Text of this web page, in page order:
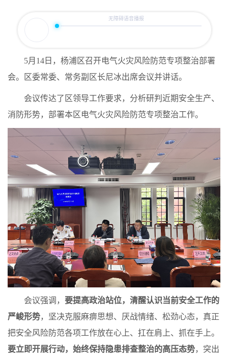
5月14日，杨浦区召开电气火灾风险防范专项整治部署
会。区委常委、常务副区长尼冰出席会议并讲话。
会议传达了区领导工作要求，分析研判近期安全生产、
消防形势，部署本区电气火灾风险防范专项整治工作。
会议强调， 要提高政治站位，清醒认识当前安全工作的
严峻形势，坚决克服麻痹思想、厌战情绪、松劲心态，真正
把安全风险防范各项工作放在心上、扛在肩上、抓在手上。
要立即开展行动，始终保持隐患排查整治的高压态势，突出